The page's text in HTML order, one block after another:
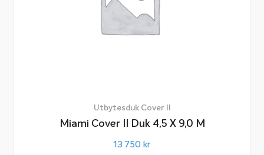
Utbytesduk Cover II
Miami Cover II Duk 4,5 X 9,0 M
13 750 kr